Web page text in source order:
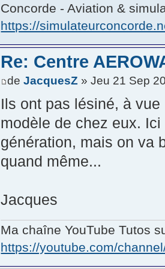
Concorde - Aviation &
https://
Re: Centre
deJacquesZ » Jeu 21 Sep
Ils ont pas lésiné, à
modèle de chez eux.
génération, mais on va
quand même...
Jacques
Ma chaîne YouTube Tutos
https://youtube.com/